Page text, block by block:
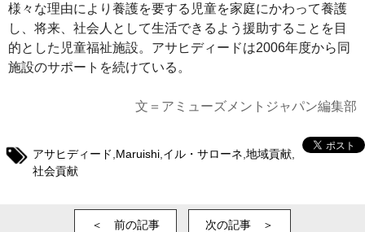
様々な理由により養護を要する児童を家庭にかわって養護
し、将来、社会人として生活できるよう援助することを目
的とした児童福祉施設。アサヒディードは2006年度から同
施設のサポートを続けている。
文＝アミューズメントジャパン編集部
アサヒディード Maruishi イル・サローネ 地域貢献
社会貢献
＜ 前の記事 次の記事 ＞